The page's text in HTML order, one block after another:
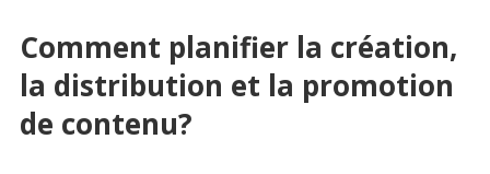
Comment planifier la création,
la distribution et la promotion
de contenu?